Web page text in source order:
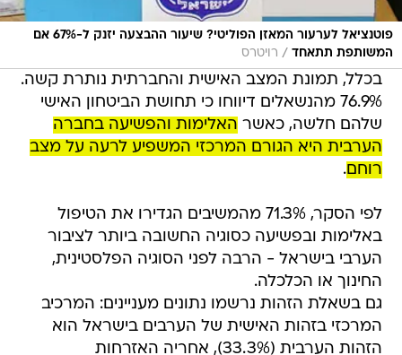
פוטנציאל לערעור המאזן הפוליטי? שיעור ההבצעה יזנק ל-67% אם
המשותפת תתאחד / רויטרס
בכלל, תמונת המצב האישית והחברתית נותרת קשה.
76.9% מהנשאלים דיווחו כי תחושת הביטחון האישי
שלהם חלשה, כאשר האלימות והפשיעה בחברה
הערבית היא הגורם המרכזי המשפיע לרעה על מצב
רוחם.
לפי הסקר, 71.3% מהמשיבים הגדירו את הטיפול
באלימות ובפשיעה כסוגיה החשובה ביותר לציבור
הערבי בישראל - הרבה לפני הסוגיה הפלסטינית,
החינוך או הכלכלה.
גם בשאלת הזהות נרשמו נתונים מעניינים: המרכיב
המרכזי בזהות האישית של הערבים בישראל הוא
הזהות הערבית (33.3%), אחריה האזרחות